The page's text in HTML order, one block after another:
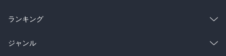
雑誌・グラビア
BL・TL
ラノベ
雑誌・グラビア
総合
ラノベ
ランキング
総合
ジャンル